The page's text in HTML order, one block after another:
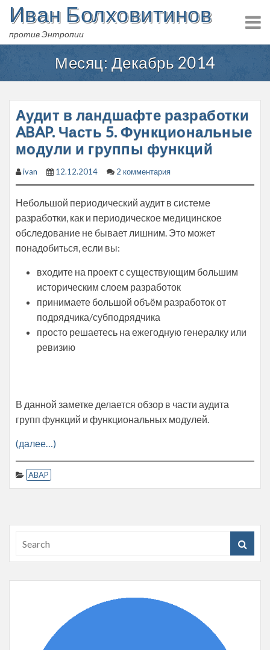
Skip
content
Иван Болховитинов
против Энтропии
Месяц: Декабрь 2014
Аудит в ландшафте разработки
ABAP. Часть 5. Функциональные
модули и группы функций
ivan 12.12.2014 2 комментария
Небольшой периодический аудит в системе
разработки, как и периодическое медицинское
обследование не бывает лишним. Это может
понадобиться, если вы:
входите на проект с существующим большим
историческим слоем разработок
принимаете большой объём разработок от
подрядчика/субподрядчика
просто решаетесь на ежегодную генералку или
ревизию
В данной заметке делается обзор в части аудита
групп функций и функциональных модулей.
(далее…)
ABAP